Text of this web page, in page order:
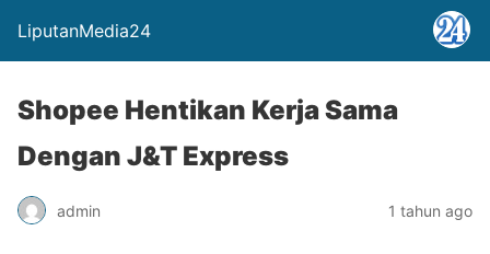
LiputanMedia24
Shopee Hentikan Kerja Sama
Dengan J&T Express
admin 1 tahun ago